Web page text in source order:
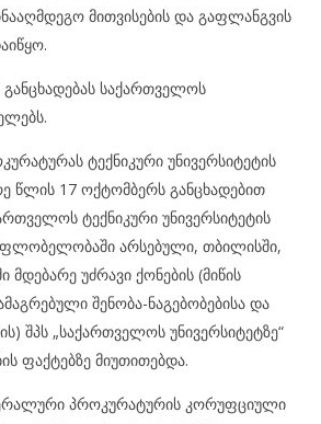
მითვისების და გაფლანგვის
განცხადებას საქართველოს
ტექნიკური უნივერსიტეტის
წლის 17 ოქტომბერს განცხადებით
ტექნიკური უნივერსიტეტის
არსებული, თბილისში,
მდებარე უძრავი ქონების (მიწის
შენობა-ნაგებობებისა და
შპს „საქართველოს უნივერსიტეტზე“
ფაქტებზე მიუთითებდა.
პროკურატურის კორუფციული